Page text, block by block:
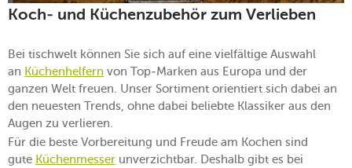
Koch- und Küchenzubehör zum Verlieben
Bei tischwelt können Sie sich auf eine vielfältige Auswahl
an Küchenhelfern von Top-Marken aus Europa und der
ganzen Welt freuen. Unser Sortiment orientiert sich dabei an
den neuesten Trends, ohne dabei beliebte Klassiker aus den
Augen zu verlieren.
Für die beste Vorbereitung und Freude am Kochen sind
gute Küchenmesser unverzichtbar. Deshalb gibt es bei